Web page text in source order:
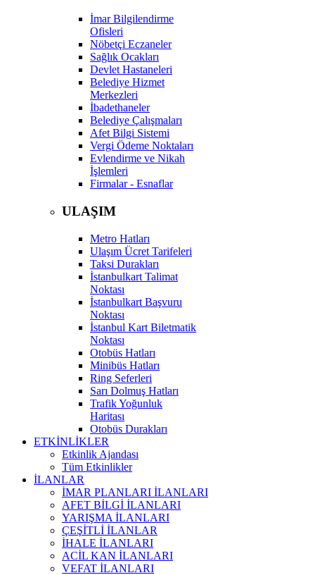
İmar Bilgilendirme
Ofisleri
Nöbetçi Eczaneler
Sağlık Ocakları
Devlet Hastaneleri
Belediye Hizmet
Merkezleri
İbadethaneler
Belediye Çalışmaları
Afet Bilgi Sistemi
Vergi Ödeme Noktaları
Evlendirme ve Nikah
İşlemleri
Firmalar - Esnaflar
ULAŞIM
Metro Hatları
Ulaşım Ücret Tarifeleri
Taksi Durakları
İstanbulkart Talimat
Noktası
İstanbulkart Başvuru
Noktası
İstanbul Kart Biletmatik
Noktası
Otobüs Hatları
Minibüs Hatları
Ring Seferleri
Sarı Dolmuş Hatları
Trafik Yoğunluk
Haritası
Otobüs Durakları
ETKİNLİKLER
Etkinlik Ajandası
Tüm Etkinlikler
İLANLAR
İMAR PLANLARI İLANLARI
AFET BİLGİ İLANLARI
YARIŞMA İLANLARI
ÇEŞİTLİ İLANLAR
İHALE İLANLARI
ACİL KAN İLANLARI
VEFAT İLANLARI